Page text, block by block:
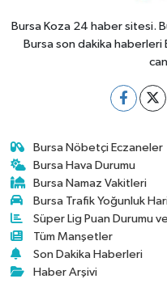
Bursa Koza 24 haber sitesi.
Bursa son dakika haberleri
Bursa Nöbetçi Eczaneler
Bursa Hava Durumu
Bursa Namaz Vakitleri
Bursa Trafik Yoğunluk
Süper Lig Puan Durumu
Tüm Manşetler
Son Dakika Haberleri
Haber Arşivi